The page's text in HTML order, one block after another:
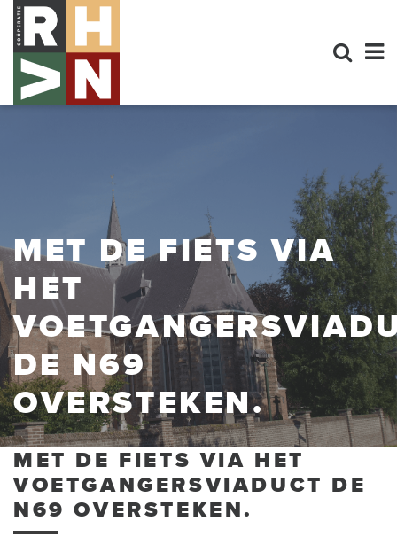
MET DE FIETS VIA
HET
DE N69
OVERSTEKEN.
MET DE FIETS VIA HET
VOETGANGERSVIADUCT DE
N69 OVERSTEKEN.